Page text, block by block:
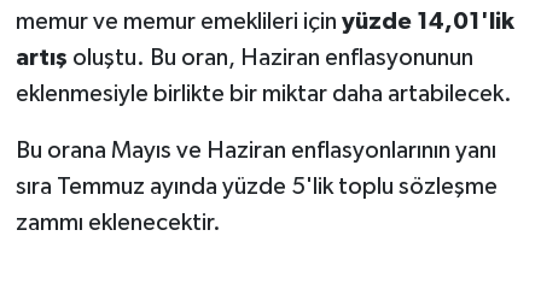
memur ve memur emeklileri için yüzde 14,01'lik
artış oluştu. Bu oran, Haziran enflasyonunun
eklenmesiyle birlikte bir miktar daha artabilecek.
Bu orana Mayıs ve Haziran enflasyonlarının yanı
sıra Temmuz ayında yüzde 5'lik toplu sözleşme
zammı eklenecektir.